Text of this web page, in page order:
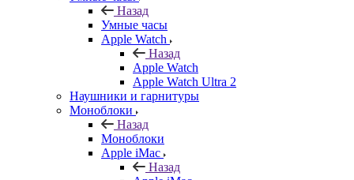
Назад
Умные часы
Apple Watch
Назад
Apple Watch
Apple Watch Ultra 2
Наушники и гарнитуры
Моноблоки
Назад
Моноблоки
Apple iMac
Назад